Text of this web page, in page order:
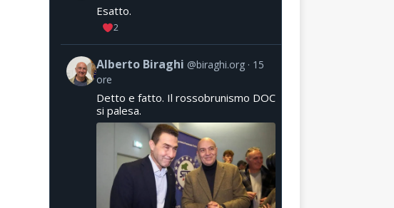
Esatto.
2
Alberto Biraghi @biraghi.org
15
ore
Detto e fatto. Il rossobrunismo DOC
si palesa.